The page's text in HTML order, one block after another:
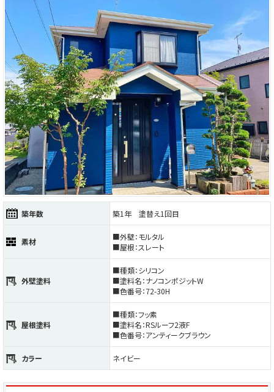
築年数 築1年 塗替え1回目
素材
■外壁：モルタル
■屋根：スレート
外壁塗料
■種類：シリコン
■塗料名：ナノコンポジットW
■色番号：72-30H
屋根塗料
■種類：フッ素
■塗料名：RSルーフ2液F
■色番号：アンティークブラウン
カラー ネイビー